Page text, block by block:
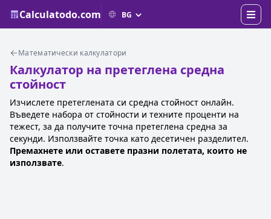
Calculatodo.com
Математически калкулатори
Калкулатор на претеглена средна
стойност
Изчислете претеглената си средна стойност онлайн.
Въведете набора от стойности и техните проценти на
тежест, за да получите точна претеглена средна за
секунди. Използвайте точка като десетичен разделител.
Премахнете или оставете празни полетата, които не
използвате.